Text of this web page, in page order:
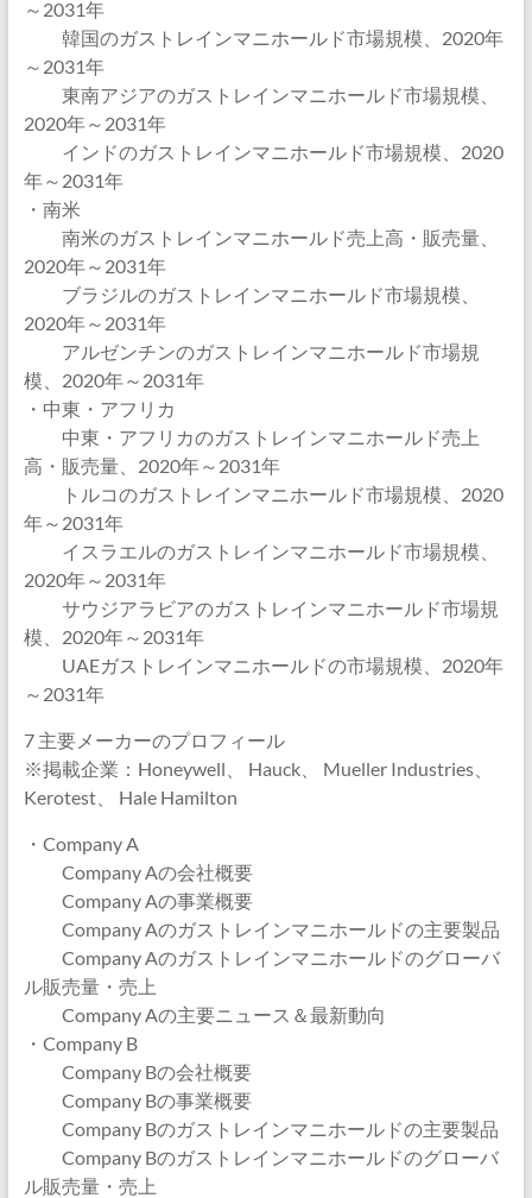
～2031年
韓国のガストレインマニホールド市場規模、2020年
～2031年
東南アジアのガストレインマニホールド市場規模、
2020年～2031年
インドのガストレインマニホールド市場規模、2020
年～2031年
・南米
南米のガストレインマニホールド売上高・販売量、
2020年～2031年
ブラジルのガストレインマニホールド市場規模、
2020年～2031年
アルゼンチンのガストレインマニホールド市場規
模、2020年～2031年
・中東・アフリカ
中東・アフリカのガストレインマニホールド売上
高・販売量、2020年～2031年
トルコのガストレインマニホールド市場規模、2020
年～2031年
イスラエルのガストレインマニホールド市場規模、
2020年～2031年
サウジアラビアのガストレインマニホールド市場規
模、2020年～2031年
UAEガストレインマニホールドの市場規模、2020年
～2031年
7 主要メーカーのプロフィール
※掲載企業：Honeywell、 Hauck、 Mueller Industries、
Kerotest、 Hale Hamilton
・Company A
Company Aの会社概要
Company Aの事業概要
Company Aのガストレインマニホールドの主要製品
Company Aのガストレインマニホールドのグローバ
ル販売量・売上
Company Aの主要ニュース＆最新動向
・Company B
Company Bの会社概要
Company Bの事業概要
Company Bのガストレインマニホールドの主要製品
Company Bのガストレインマニホールドのグローバ
ル販売量・売上